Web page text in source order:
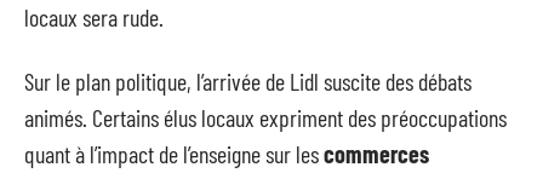
locaux sera rude.
Sur le plan politique, l’arrivée de Lidl suscite des débats
animés. Certains élus locaux expriment des préoccupations
quant à l’impact de l’enseigne sur lescommerces